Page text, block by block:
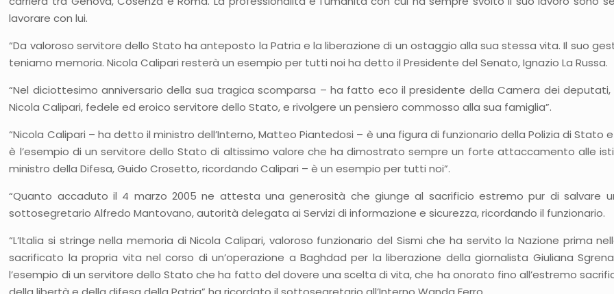
lavorare con lui.
“Da valoroso servitore dello Stato ha anteposto la Patria e la liberazione di un ostaggio alla sua stessa vita. Il suo
teniamo memoria. Nicola Calipari resterà un esempio per tutti noi ha detto il Presidente del Senato, Ignazio La Russa.
“Nel diciottesimo anniversario della sua tragica scomparsa – ha fatto eco il presidente della Camera dei
Nicola Calipari, fedele ed eroico servitore dello Stato, e rivolgere un pensiero commosso alla sua famiglia”.
“Nicola Calipari – ha detto il ministro dell’Interno, Matteo Piantedosi – è una figura di funzionario della Polizia di Stato
è l’esempio di un servitore dello Stato di altissimo valore che ha dimostrato sempre un forte attaccamento alle
ministro della Difesa, Guido Crosetto, ricordando Calipari – è un esempio per tutti noi”.
“Quanto accaduto il 4 marzo 2005 ne attesta una generosità che giunge al sacrificio estremo pur di salvare
sottosegretario Alfredo Mantovano, autorità delegata ai Servizi di informazione e sicurezza, ricordando il funzionario.
“L’Italia si stringe nella memoria di Nicola Calipari, valoroso funzionario del Sismi che ha servito la Nazione prima
sacrificato la propria vita nel corso di un’operazione a Baghdad per la liberazione della giornalista Giuliana
l’esempio di un servitore dello Stato che ha fatto del dovere una scelta di vita, che ha onorato fino all’estremo